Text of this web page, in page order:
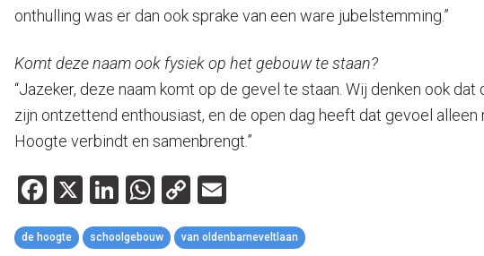
onthulling was er dan ook sprake van een ware jubelstemming.”
Komt deze naam ook fysiek op het gebouw te staan?
“Jazeker, deze naam komt op de gevel te staan. Wij denken ook
zijn ontzettend enthousiast, en de open dag heeft dat gevoel
Hoogte verbindt en samenbrengt.”
Facebook
X LinkedIn
WhatsApp
Copy
Link
de hoogte schoolgebouw van oldenbarneveltlaan